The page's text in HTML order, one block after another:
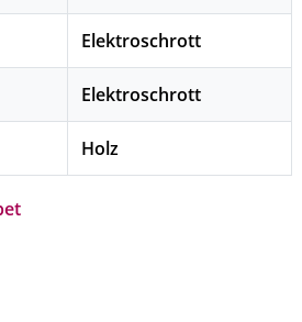
Elektroschrott
Elektroschrott
Holz